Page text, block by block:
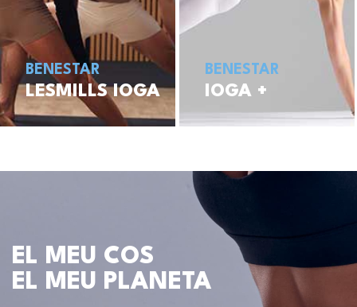
BENESTAR
LESMILLS IOGA
BENESTAR
IOGA +
EL MEU COS
EL MEU PLANETA